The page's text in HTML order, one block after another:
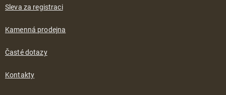
Sleva za registraci
Kamenná prodejna
Časté dotazy
Kontakty